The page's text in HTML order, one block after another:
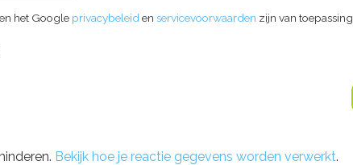
het Google privacybeleid en servicevoorwaarden zijn van toepassing.
Bekijk hoe je reactie gegevens worden verwerkt.